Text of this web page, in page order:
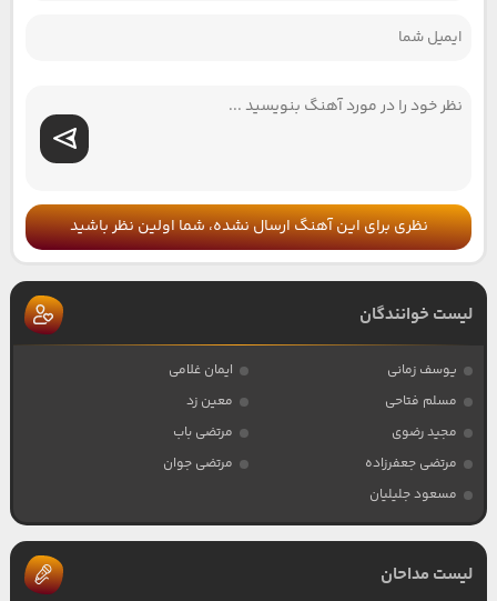
نظری برای این آهنگ ارسال نشده، شما اولین نظر باشید
لیست خوانندگان
یوسف زمانی
ایمان غلامی
مسلم فتاحی
معین زد
مجید رضوی
مرتضی باب
مرتضی جعفرزاده
مرتضی جوان
مسعود جلیلیان
لیست مداحان